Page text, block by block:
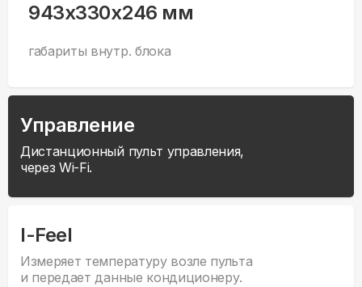
943x330x246 мм
габариты внутр. блока
Управление
Дистанционный пульт управления,
через Wi-Fi.
I-Feel
Измеряет температуру возле пульта
и передает данные кондиционеру.